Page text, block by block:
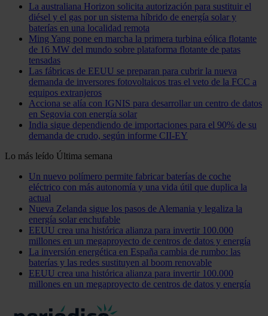
La australiana Horizon solicita autorización para sustituir el
diésel y el gas por un sistema híbrido de energía solar y
baterías en una localidad remota
Ming Yang pone en marcha la primera turbina eólica flotante
de 16 MW del mundo sobre plataforma flotante de patas
tensadas
Las fábricas de EEUU se preparan para cubrir la nueva
demanda de inversores fotovoltaicos tras el veto de la FCC a
equipos extranjeros
Acciona se alía con IGNIS para desarrollar un centro de datos
en Segovia con energía solar
India sigue dependiendo de importaciones para el 90% de su
demanda de crudo, según informe CII-EY
Lo más leído Última semana
Un nuevo polímero permite fabricar baterías de coche
eléctrico con más autonomía y una vida útil que duplica la
actual
Nueva Zelanda sigue los pasos de Alemania y legaliza la
energía solar enchufable
EEUU crea una histórica alianza para invertir 100.000
millones en un megaproyecto de centros de datos y energía
La inversión energética en España cambia de rumbo: las
baterías y las redes sustituyen al boom renovable
EEUU crea una histórica alianza para invertir 100.000
millones en un megaproyecto de centros de datos y energía